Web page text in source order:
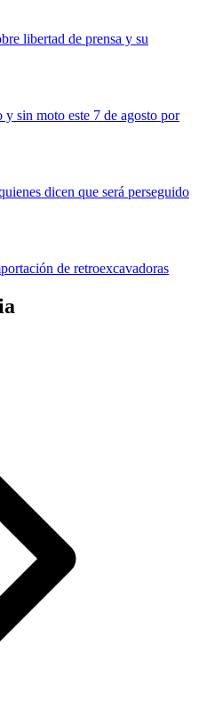
libertad de prensa y su
sin moto este 7 de agosto por
dicen que será perseguido
de retroexcavadoras